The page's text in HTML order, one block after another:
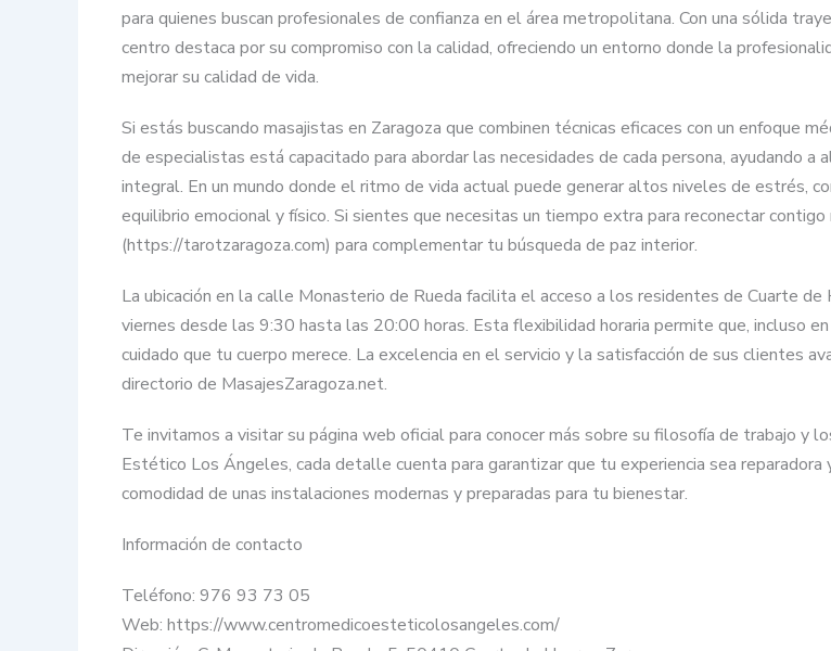
para quienes buscan profesionales de confianza en el área metropolitana. Con una sólida
centro destaca por su compromiso con la calidad, ofreciendo un entorno donde la
mejorar su calidad de vida.
Si estás buscando masajistas en Zaragoza que combinen técnicas eficaces con un enfoque
de especialistas está capacitado para abordar las necesidades de cada persona, ayudando
integral. En un mundo donde el ritmo de vida actual puede generar altos niveles de estrés,
equilibrio emocional y físico. Si sientes que necesitas un tiempo extra para reconectar
(https://tarotzaragoza.com) para complementar tu búsqueda de paz interior.
La ubicación en la calle Monasterio de Rueda facilita el acceso a los residentes de Cuarte
viernes desde las 9:30 hasta las 20:00 horas. Esta flexibilidad horaria permite que, incluso
cuidado que tu cuerpo merece. La excelencia en el servicio y la satisfacción de sus clientes
directorio de MasajesZaragoza.net.
Te invitamos a visitar su página web oficial para conocer más sobre su filosofía de trabajo y
Estético Los Ángeles, cada detalle cuenta para garantizar que tu experiencia sea
comodidad de unas instalaciones modernas y preparadas para tu bienestar.
Información de contacto
Teléfono: 976 93 73 05
Web: https://www.centromedicoesteticolosangeles.com/